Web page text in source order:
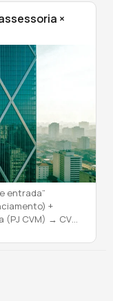
×
entrada”
+
CVM) → CVM
dizendo